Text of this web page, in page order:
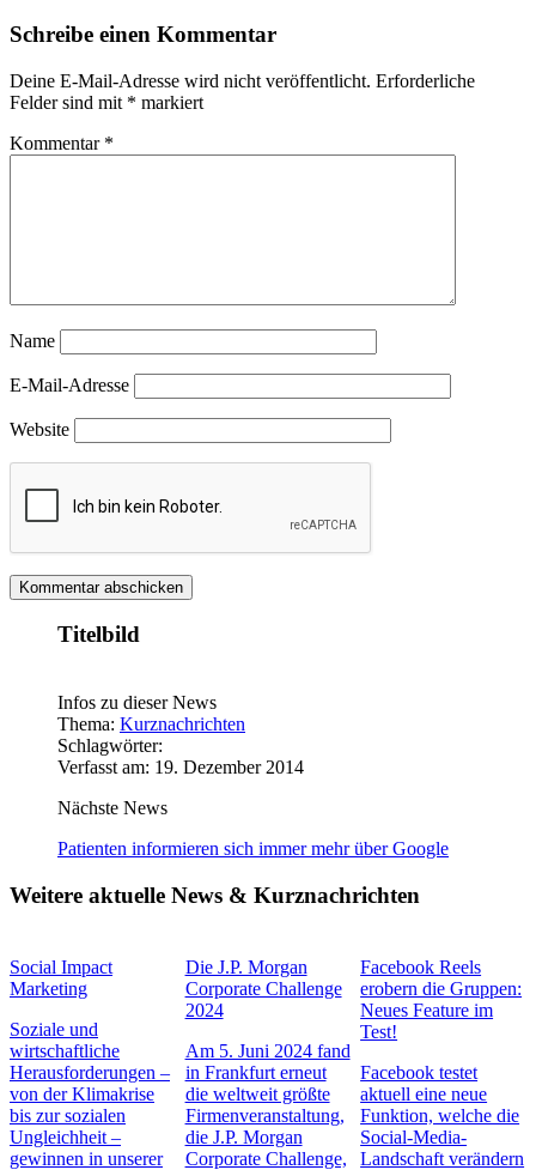
Schreibe einen Kommentar
Deine E-Mail-Adresse wird nicht veröffentlicht. Erforderliche
Felder sind mit * markiert
Kommentar *
Name
E-Mail-Adresse
Website
Titelbild
Infos zu dieser News
Thema: Kurznachrichten
Schlagwörter:
Verfasst am: 19. Dezember 2014
Nächste News
Patienten informieren sich immer mehr über Google
Weitere aktuelle News & Kurznachrichten
Social Impact
Marketing
Soziale und
wirtschaftliche
Herausforderungen –
von der Klimakrise
bis zur sozialen
Ungleichheit –
gewinnen in unserer
Die J.P. Morgan
Corporate Challenge
2024
Am 5. Juni 2024 fand
in Frankfurt erneut
die weltweit größte
Firmenveranstaltung,
die J.P. Morgan
Corporate Challenge,
Facebook Reels
erobern die Gruppen:
Neues Feature im
Test!
Facebook testet
aktuell eine neue
Funktion, welche die
Social-Media-
Landschaft verändern